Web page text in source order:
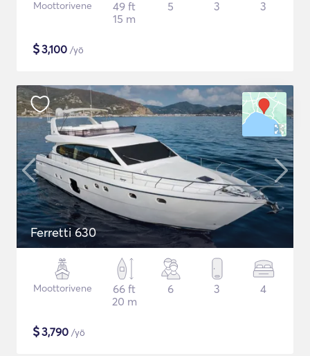
Moottorivene
49 ft
15 m
5 3 3
$3,100 /yö
Ferretti 630
Moottorivene
66 ft
20 m
6 3 4
$3,790 /yö